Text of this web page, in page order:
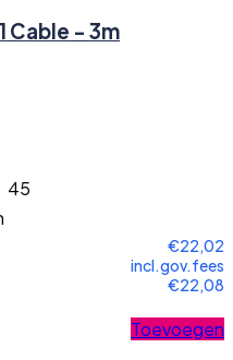
Cable - 3m
45
€22,02
incl.gov.fees
€22,08
Toevoegen